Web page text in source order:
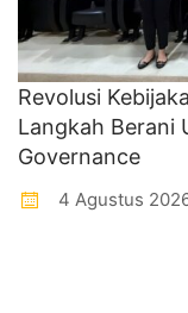
Revolusi
Langkah Berani
Governance
4 Agustus